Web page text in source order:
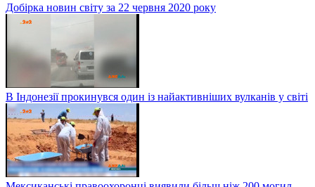
Добірка новин світу за 22 червня 2020 року
В Індонезії прокинувся один із найактивніших вулканів у світі